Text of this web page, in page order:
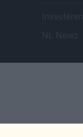
NL Newz